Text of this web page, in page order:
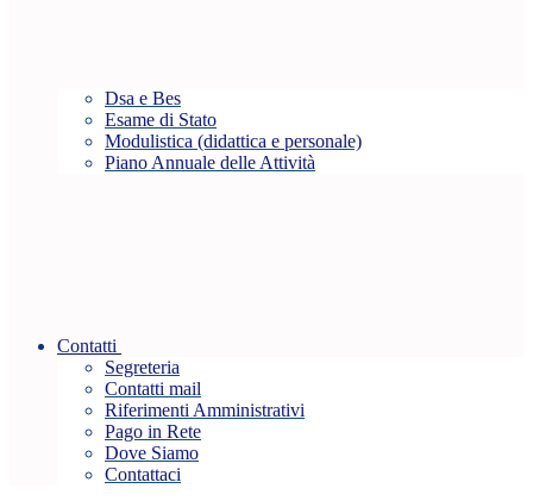
Dsa e Bes
Esame di Stato
Modulistica (didattica e personale)
Piano Annuale delle Attività
Contatti
Segreteria
Contatti mail
Riferimenti Amministrativi
Pago in Rete
Dove Siamo
Contattaci